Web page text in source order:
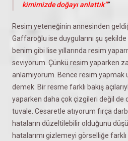
kimimizde doğayı anlattık”
Resim yeteneğinin annesinden
Gaffaroğlu ise duygularını şu
benim gibi lise yıllarında resim
seviyorum. Çünkü resim yaparken
anlamıyorum. Bence resim yapmak
demek. Bir resme farklı bakış
yaparken daha çok çizgileri değil de
tuvale. Cesaretle atıyorum fırça
hataların düzeltilebilir olduğunu
hatalarımı gizlemeyi görselliğe farklı